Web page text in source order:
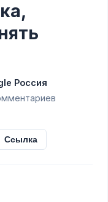
Россия
Ссылка